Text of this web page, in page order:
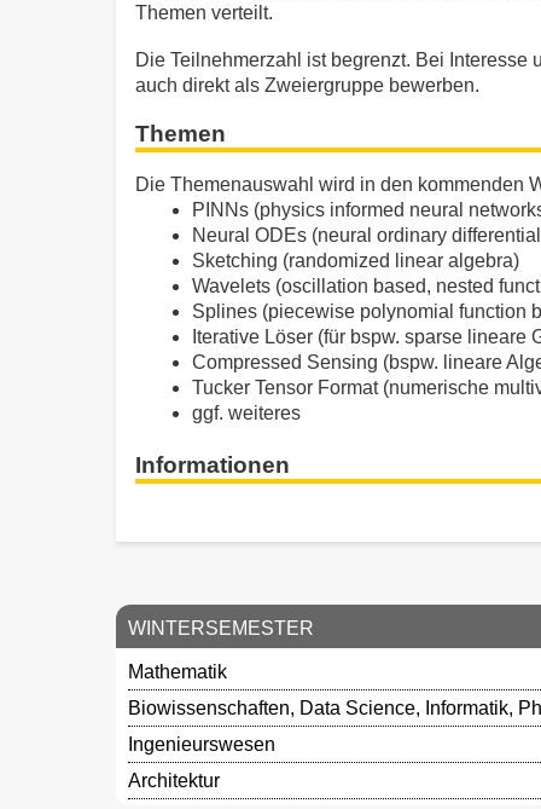
Themen verteilt.
Die Teilnehmerzahl ist begrenzt. Bei
auch direkt als Zweiergruppe bewerben.
Themen
Die Themenauswahl wird in den kommenden
PINNs (physics informed neural
Neural ODEs (neural ordinary
Sketching (randomized linear algebra)
Wavelets (oscillation based, nested
Splines (piecewise polynomial function
Iterative Löser (für bspw. sparse lineare
Compressed Sensing (bspw. lineare
Tucker Tensor Format (numerische
ggf. weiteres
Informationen
WINTERSEMESTER
Mathematik
Biowissenschaften, Data Science, Informatik,
Ingenieurswesen
Architektur